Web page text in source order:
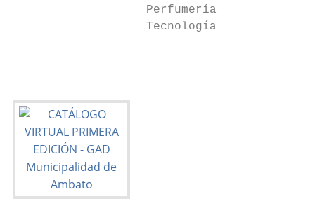
                   Perfumería
                   Tecnología